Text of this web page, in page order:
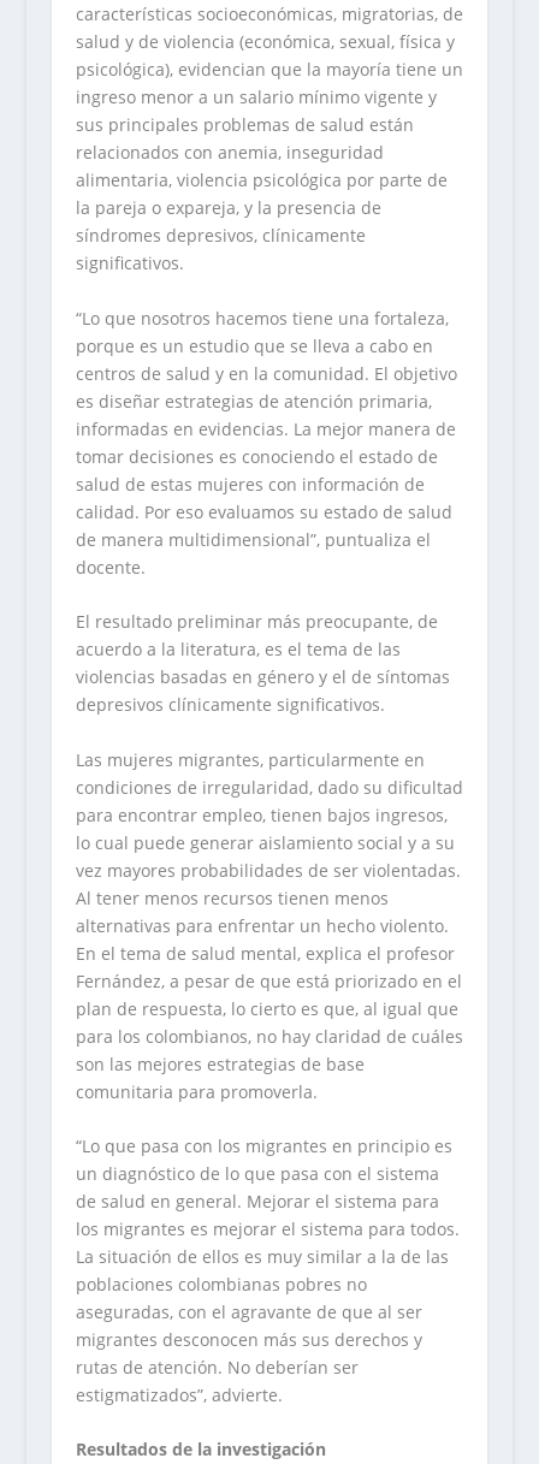
características socioeconómicas, migratorias, de
salud y de violencia (económica, sexual, física y
psicológica), evidencian que la mayoría tiene un
ingreso menor a un salario mínimo vigente y
sus principales problemas de salud están
relacionados con anemia, inseguridad
alimentaria, violencia psicológica por parte de
la pareja o expareja, y la presencia de
síndromes depresivos, clínicamente
significativos.
“Lo que nosotros hacemos tiene una fortaleza,
porque es un estudio que se lleva a cabo en
centros de salud y en la comunidad. El objetivo
es diseñar estrategias de atención primaria,
informadas en evidencias. La mejor manera de
tomar decisiones es conociendo el estado de
salud de estas mujeres con información de
calidad. Por eso evaluamos su estado de salud
de manera multidimensional”, puntualiza el
docente.
El resultado preliminar más preocupante, de
acuerdo a la literatura, es el tema de las
violencias basadas en género y el de síntomas
depresivos clínicamente significativos.
Las mujeres migrantes, particularmente en
condiciones de irregularidad, dado su dificultad
para encontrar empleo, tienen bajos ingresos,
lo cual puede generar aislamiento social y a su
vez mayores probabilidades de ser violentadas.
Al tener menos recursos tienen menos
alternativas para enfrentar un hecho violento.
En el tema de salud mental, explica el profesor
Fernández, a pesar de que está priorizado en el
plan de respuesta, lo cierto es que, al igual que
para los colombianos, no hay claridad de cuáles
son las mejores estrategias de base
comunitaria para promoverla.
“Lo que pasa con los migrantes en principio es
un diagnóstico de lo que pasa con el sistema
de salud en general. Mejorar el sistema para
los migrantes es mejorar el sistema para todos.
La situación de ellos es muy similar a la de las
poblaciones colombianas pobres no
aseguradas, con el agravante de que al ser
migrantes desconocen más sus derechos y
rutas de atención. No deberían ser
estigmatizados”, advierte.
Resultados de la investigación